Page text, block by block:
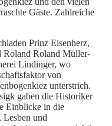
Gäste. Zahlreiche
Prinz Eisenherz,
Roland Roland Müller-
Lindinger, wo
von
unterstrich.
gaben die Historiker
Einblicke in die
Lesben und